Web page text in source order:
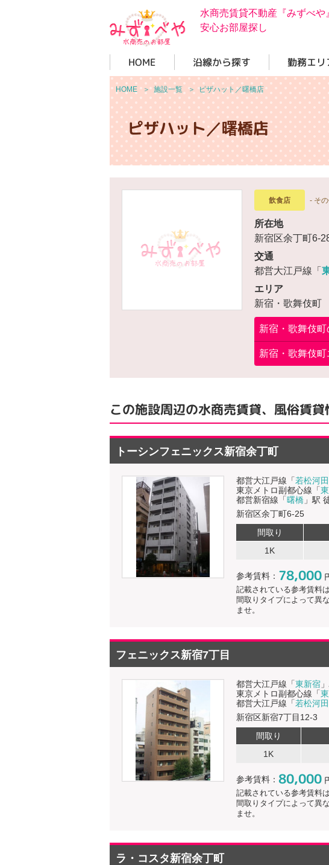
水商売賃貸不動産『みずべや
安心お部屋探し
HOME 沿線から探す 勤務エリ
HOME ＞ 施設一覧 ＞ピザハット／曙橋店
ピザハット／曙橋店
飲食店 - そ
所在地
新宿区余丁町6-
交通
都営大江戸線「
エリア
新宿・歌舞伎町
新宿・歌舞伎町
新宿・歌舞伎
この施設周辺の水商売賃貸、風俗賃貸
トーシンフェニックス新宿余丁町
都営大江戸線「若松河田
東京メトロ副都心線「
都営新宿線「曙橋 」駅
新宿区余丁町6-25
間取り
1K
参考賃料： 78,000
記載されている参考賃料
間取りタイプによって異
ませ。
フェニックス新宿7丁目
都営大江戸線「東新宿
東京メトロ副都心線「
都営大江戸線「若松河田
新宿区新宿7丁目12-3
間取り
1K
参考賃料： 80,000
記載されている参考賃料
間取りタイプによって異
ませ。
ラ・コスタ新宿余丁町